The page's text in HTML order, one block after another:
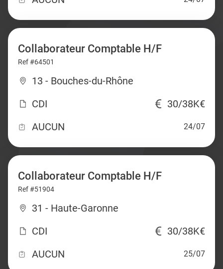
Collaborateur Comptable H/F
Ref #64501
13 - Bouches-du-Rhône
CDI
30/38K€
AUCUN
24/07
Collaborateur Comptable H/F
Ref #51904
31 - Haute-Garonne
CDI
30/38K€
AUCUN
25/07